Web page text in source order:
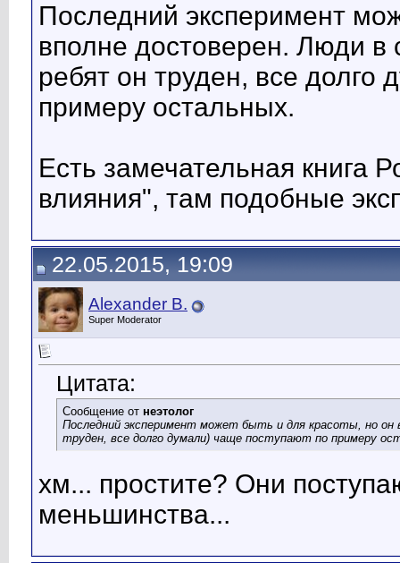
Последний эксперимент
вполне достоверен. Люди в
ребят он труден, все
примеру остальных.
Есть замечательная книга
влияния", там подобные
22.05.2015, 19:09
Alexander B.
Super Moderator
Цитата:
Сообщение от неэтолог
Последний эксперимент может быть и для красоты, но он
труден, все долго думали) чаще поступают по примеру
хм... простите? Они
меньшинства...